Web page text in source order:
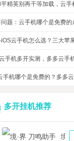
多开挂机推荐